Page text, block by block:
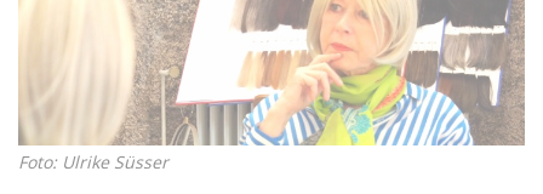
Foto: Ulrike Süsser